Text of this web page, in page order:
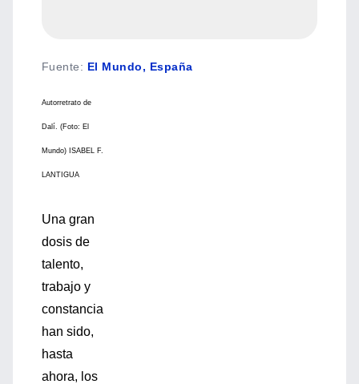
Fuente: El Mundo, España
Autorretrato de
Dalí. (Foto: El
Mundo) ISABEL F.
LANTIGUA
Una gran
dosis de
talento,
trabajo y
constancia
han sido,
hasta
ahora, los